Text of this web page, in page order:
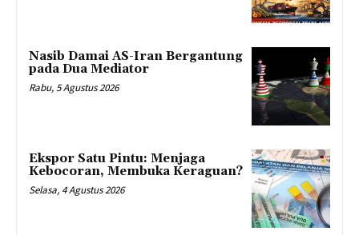
Nasib Damai AS-Iran Bergantung
pada Dua Mediator
Rabu, 5 Agustus 2026
Ekspor Satu Pintu: Menjaga
Kebocoran, Membuka Keraguan?
Selasa, 4 Agustus 2026